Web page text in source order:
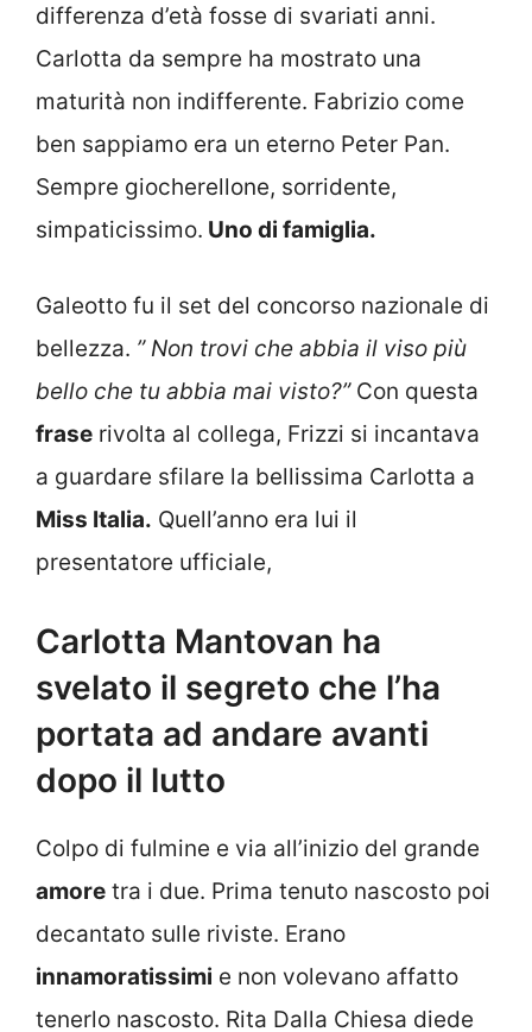
differenza d’età fosse di svariati anni.
Carlotta da sempre ha mostrato una
maturità non indifferente. Fabrizio come
ben sappiamo era un eterno Peter Pan.
Sempre giocherellone, sorridente,
simpaticissimo. Uno di famiglia.
Galeotto fu il set del concorso nazionale di
bellezza. ” Non trovi che abbia il viso più
bello che tu abbia mai visto?”Con questa
frase rivolta al collega, Frizzi si incantava
a guardare sfilare la bellissima Carlotta a
Miss Italia. Quell’anno era lui il
presentatore ufficiale,
Carlotta Mantovan ha
svelato il segreto che l’ha
portata ad andare avanti
dopo il lutto
Colpo di fulmine e via all’inizio del grande
amore tra i due. Prima tenuto nascosto poi
decantato sulle riviste. Erano
innamoratissimi e non volevano affatto
tenerlo nascosto. Rita Dalla Chiesa diede